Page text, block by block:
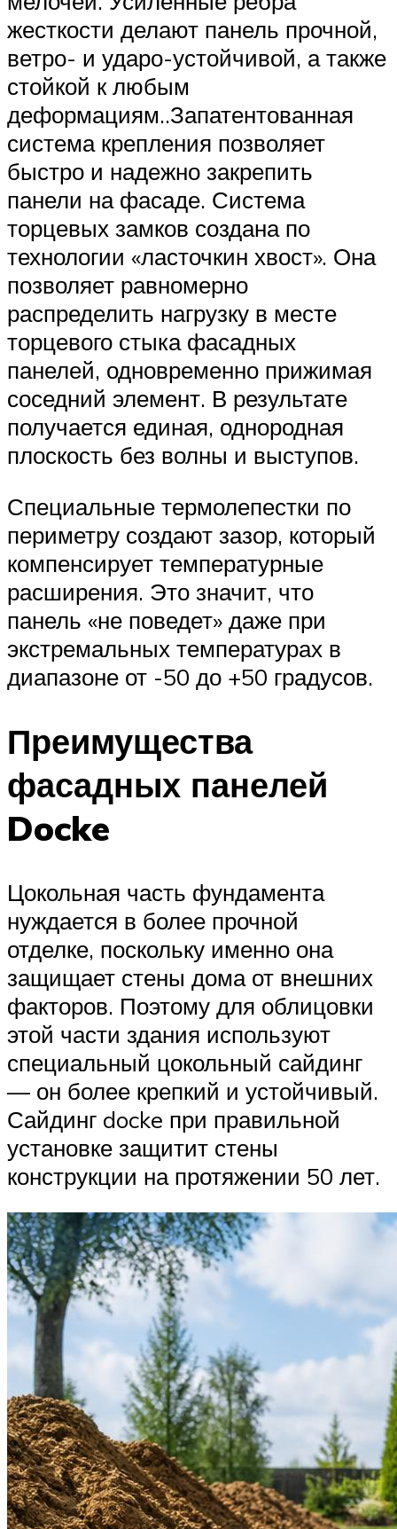
жесткости делают панель прочной,
ветро- и ударо-устойчивой, а также
стойкой к любым
деформациям..Запатентованная
система крепления позволяет
быстро и надежно закрепить
панели на фасаде. Система
торцевых замков создана по
технологии «ласточкин хвост». Она
позволяет равномерно
распределить нагрузку в месте
торцевого стыка фасадных
панелей, одновременно прижимая
соседний элемент. В результате
получается единая, однородная
плоскость без волны и выступов.
Специальные термолепестки по
периметру создают зазор, который
компенсирует температурные
расширения. Это значит, что
панель «не поведет» даже при
экстремальных температурах в
диапазоне от -50 до +50 градусов.
Преимущества
фасадных панелей
Docke
Цокольная часть фундамента
нуждается в более прочной
отделке, поскольку именно она
защищает стены дома от внешних
факторов. Поэтому для облицовки
этой части здания используют
специальный цокольный сайдинг
— он более крепкий и устойчивый.
Сайдинг docke при правильной
установке защитит стены
конструкции на протяжении 50 лет.